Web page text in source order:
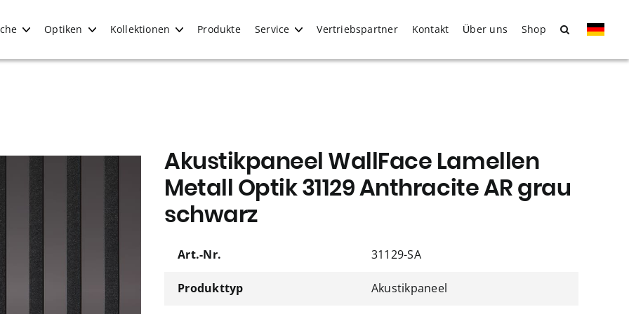
Optiken Kollektionen Produkte Service Vertriebspartner Kontakt Über uns Shop
Akustikpaneel WallFace Lamellen
Metall Optik 31129 Anthracite AR grau
schwarz
Art.-Nr. 31129-SA
Produkttyp Akustikpaneel